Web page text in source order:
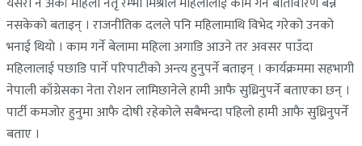
नसकेको बताइन् । राजनीतिक दलले पनि महिलामाथि विभेद गरेको उनको
भनाई थियो । काम गर्ने बेलामा महिला अगाडि आउने तर अवसर पाउँदा
महिलालाई पछाडि पार्ने परिपाटीको अन्त्य हुनुपर्ने बताइन् । कार्यक्रममा सहभागी
नेपाली काँग्रेसका नेता रोशन लामिछानेले हामी आफै सुध्रिनुपर्ने बताएका छन् ।
पार्टी कमजोर हुनुमा आफै दोषी रहेकोले सबैभन्दा पहिलो हामी आफै सुध्रिनुपर्ने
बताए ।